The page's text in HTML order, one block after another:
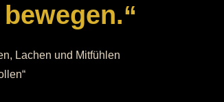
Lachen und Mitfühlen